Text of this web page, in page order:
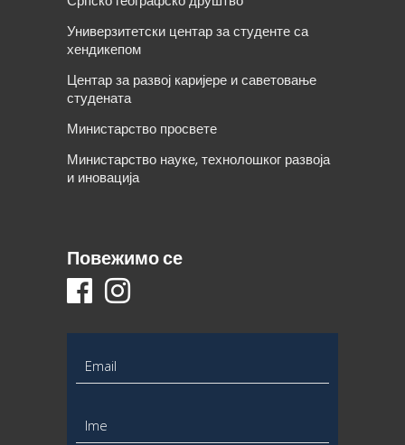
Универзитетски центар за студенте са
хендикепом
Центар за развој каријере и саветовање
студената
Министарство просвете
Министарство науке, технолошког развоја
и иновација
Повежимо се